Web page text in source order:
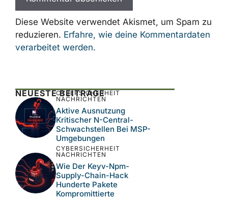
Diese Website verwendet Akismet, um Spam zu
reduzieren. Erfahre, wie deine Kommentardaten
verarbeitet werden.
NEUESTE BEITRÄGE
CYBERSICHERHEIT
NACHRICHTEN
Aktive Ausnutzung
Kritischer N-Central-
Schwachstellen Bei MSP-
Umgebungen
CYBERSICHERHEIT
NACHRICHTEN
Wie Der Keyv-Npm-
Supply-Chain-Hack
Hunderte Pakete
Kompromittierte